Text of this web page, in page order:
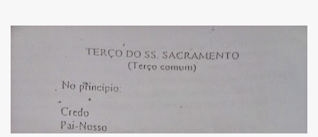
lágrimas. Eia, pois, Advogada nossa, estes vossos olhos
misericordiosos a nós volvei, e depois deste desterro, mostrai-nos
Jesus. Bendito é o fruto do vosso ventre, ó clemente, ó piedosa, ó
doce e sempre Virgem Maria. Rogai por nós Santa Mãe de Deus.
Para que sejamos dignos das promessas de Cristo. Amém.